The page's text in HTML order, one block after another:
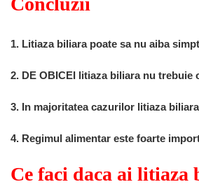
1. Litiaza biliara poate sa nu aiba
2. DE OBICEI litiaza biliara nu trebuie
3. In majoritatea cazurilor litiaza
4. Regimul alimentar este foarte
Ce faci daca ai litiaza